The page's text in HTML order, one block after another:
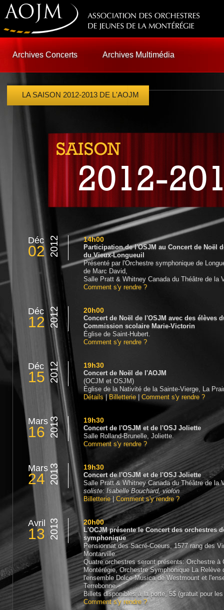
Archives Concerts Archives Multimédia
LA SAISON 2012-2013 DE L'AOJM
02
Déc 2012 14h00
Participation de l'OSJM au Concert de Noël
du Vieux-Longueuil
Présenté par l'Orchestre symphonique de
de Marc David,
Salle Pratt & Whitney Canada du Théâtre de la
Comment s'y rendre ?
12
Déc 2012 20h00
Concert de Noël de l'OSJM avec des élèves
Commission scolaire Marie-Victorin
Église de Saint-Hubert.
Comment s'y rendre ?
15
Déc 2012 19h30
Concert de Noël de l'AOJM
(OCJM et OSJM)
Église de la Nativité de la Sainte-Vierge, La
Détails|Billetterie Comment s'y rendre ?
16
Mars 2013 19h30
Concert de l'OSJM et de l'OSJ Joliette
Salle Rolland-Brunelle, Joliette.
Comment s'y rendre ?
24
Mars 2013 19h30
Concert de l'OSJM et de l'OSJ Joliette
Salle Pratt & Whitney Canada du Théâtre de la
soliste: Isabelle Bouchard, violon
Billetterie
Comment s'y rendre ?
13
Avril 2013 20h00
L'OCJM présente le Concert des orchestres
symphonique
Pensionnat des Sacré-Coeurs, 1577 rang des
Montarville.
Quatre orchestres seront présents: Orchestre à
Montérégie, Orchestre Symphonique La Relève
l'ensemble Dolce Musica de Westmount et
Terrebonne.
Billets disponibles à la porte, 5$ (gratuit pour
Comment s'y rendre ?